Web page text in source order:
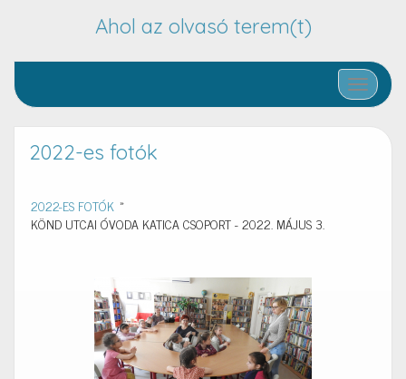
Ahol az olvasó terem(t)
Toggle
2022-es fotók
2022-ES FOTÓK »
KÖND UTCAI ÓVODA KATICA CSOPORT - 2022. MÁJUS 3.